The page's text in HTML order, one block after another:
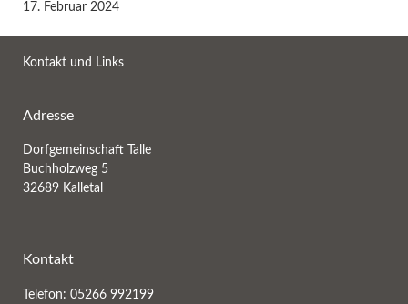
17. Februar 2024
Kontakt und Links
Adresse
Dorfgemeinschaft Talle
Buchholzweg 5
32689 Kalletal
Kontakt
Telefon: 05266 992199